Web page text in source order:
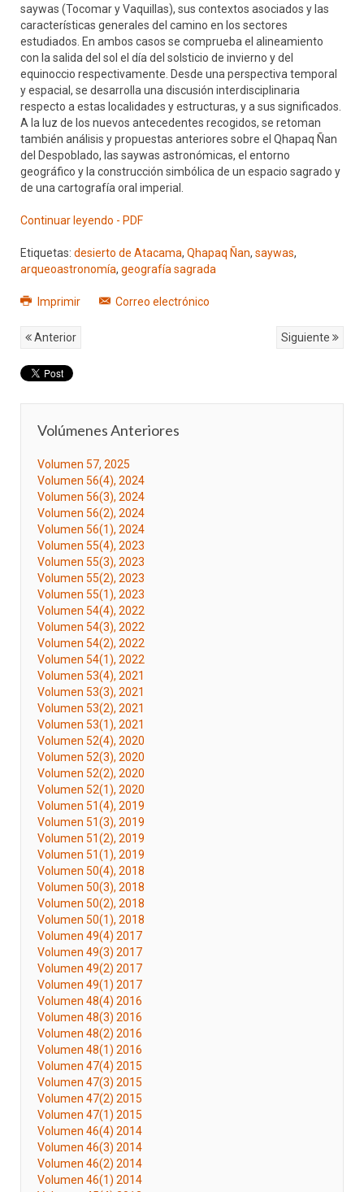
saywas (Tocomar y Vaquillas), sus contextos asociados y las
características generales del camino en los sectores
estudiados. En ambos casos se comprueba el alineamiento
con la salida del sol el día del solsticio de invierno y del
equinoccio respectivamente. Desde una perspectiva temporal
y espacial, se desarrolla una discusión interdisciplinaria
respecto a estas localidades y estructuras, y a sus significados.
A la luz de los nuevos antecedentes recogidos, se retoman
también análisis y propuestas anteriores sobre el Qhapaq Ñan
del Despoblado, las saywas astronómicas, el entorno
geográfico y la construcción simbólica de un espacio sagrado y
de una cartografía oral imperial.
Continuar leyendo - PDF
Etiquetas: desierto de Atacama, Qhapaq Ñan, saywas,
arqueoastronomía, geografía sagrada
Imprimir Correo electrónico
Anterior Siguiente
Volúmenes Anteriores
Volumen 57, 2025
Volumen 56(4), 2024
Volumen 56(3), 2024
Volumen 56(2), 2024
Volumen 56(1), 2024
Volumen 55(4), 2023
Volumen 55(3), 2023
Volumen 55(2), 2023
Volumen 55(1), 2023
Volumen 54(4), 2022
Volumen 54(3), 2022
Volumen 54(2), 2022
Volumen 54(1), 2022
Volumen 53(4), 2021
Volumen 53(3), 2021
Volumen 53(2), 2021
Volumen 53(1), 2021
Volumen 52(4), 2020
Volumen 52(3), 2020
Volumen 52(2), 2020
Volumen 52(1), 2020
Volumen 51(4), 2019
Volumen 51(3), 2019
Volumen 51(2), 2019
Volumen 51(1), 2019
Volumen 50(4), 2018
Volumen 50(3), 2018
Volumen 50(2), 2018
Volumen 50(1), 2018
Volumen 49(4) 2017
Volumen 49(3) 2017
Volumen 49(2) 2017
Volumen 49(1) 2017
Volumen 48(4) 2016
Volumen 48(3) 2016
Volumen 48(2) 2016
Volumen 48(1) 2016
Volumen 47(4) 2015
Volumen 47(3) 2015
Volumen 47(2) 2015
Volumen 47(1) 2015
Volumen 46(4) 2014
Volumen 46(3) 2014
Volumen 46(2) 2014
Volumen 46(1) 2014